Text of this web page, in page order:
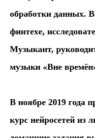
обработки данных.
финтехе,
Музыкант,
музыки «Вне
В ноябре 2019 года
курс нейросетей из